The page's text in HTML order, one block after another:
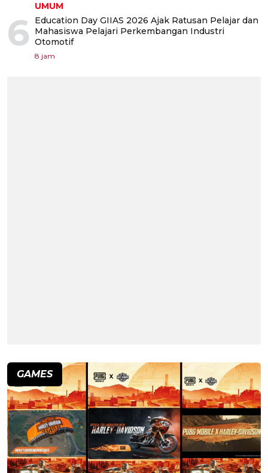
6
UMUM
Education Day GIIAS 2026 Ajak Ratusan Pelajar dan
Mahasiswa Pelajari Perkembangan Industri
Otomotif
8 jam
GAMES